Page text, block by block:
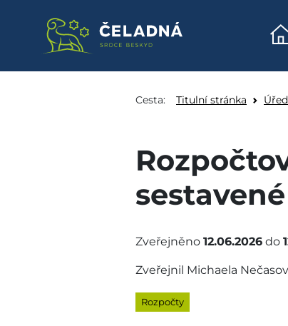
Rozpočtové
Cesta: Titulní stránka
Zveřejněno 12.06.2026 do
Zveřejnil Michaela
Rozpočty